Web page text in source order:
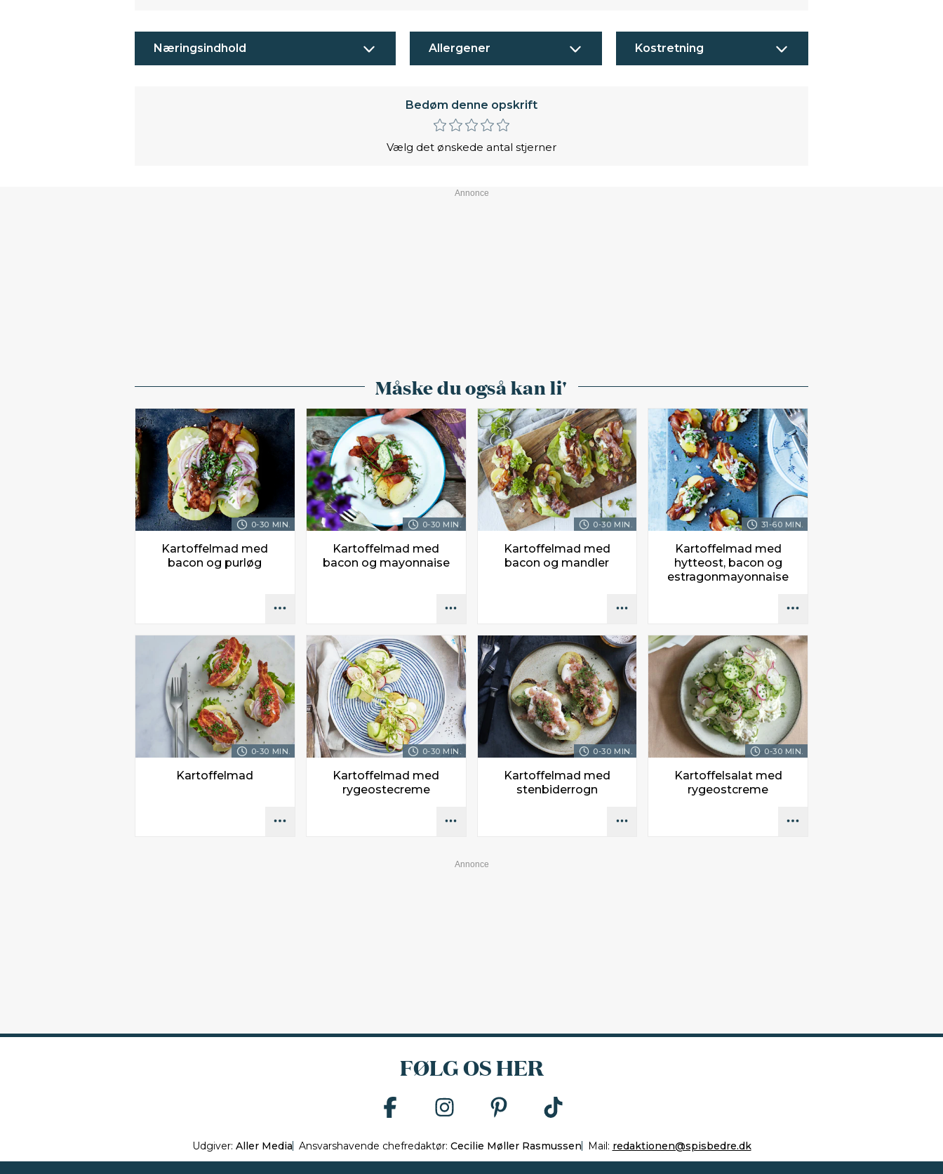
Næringsindhold Allergener Kostretning
Bedøm denne opskrift
Vælg det ønskede antal stjerner
Måske du også kan li'
0-30 MIN.
Kartoffelmad med
bacon og purløg
0-30 MIN.
Kartoffelmad med
bacon og mayonnaise
0-30 MIN.
Kartoffelmad med
bacon og mandler
31-60 MIN.
Kartoffelmad med
hytteost, bacon og
estragonmayonnaise
0-30 MIN.
Kartoffelmad
0-30 MIN.
Kartoffelmad med
rygeostecreme
0-30 MIN.
Kartoffelmad med
stenbiderrogn
0-30 MIN.
Kartoffelsalat med
rygeostcreme
FØLG OS HER
Udgiver: Aller Media Ansvarshavende chefredaktør: Cecilie Møller Rasmussen Mail: redaktionen@spisbedre.dk